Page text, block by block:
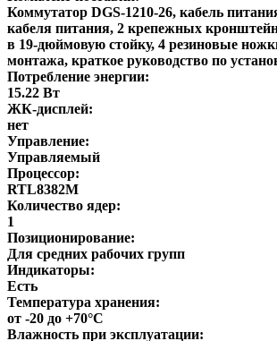
Коммутатор DGS-1210-26, кабель
кабеля питания, 2 крепежных
в 19-дюймовую стойку, 4 резиновые
монтажа, краткое руководство по
Потребление энергии:
15.22 Вт
ЖК-дисплей:
нет
Управление:
Управляемый
Процессор:
RTL8382M
Количество ядер:
1
Позиционирование:
Для средних рабочих групп
Индикаторы:
Есть
Температура хранения:
от -20 до +70°С
Влажность при эксплуатации: